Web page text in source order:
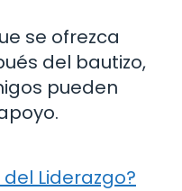
se ofrezca
del bautizo,
pueden
Liderazgo?